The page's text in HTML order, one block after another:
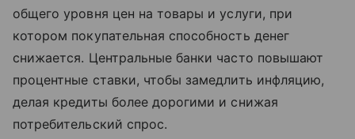
общего уровня цен на товары и услуги, при
котором покупательная способность денег
снижается. Центральные банки часто повышают
процентные ставки, чтобы замедлить инфляцию,
делая кредиты более дорогими и снижая
потребительский спрос.